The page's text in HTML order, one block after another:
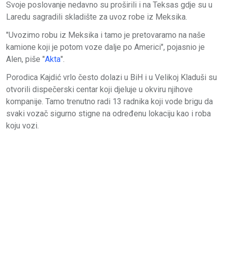
Svoje poslovanje nedavno su proširili i na Teksas gdje su u
Laredu sagradili skladište za uvoz robe iz Meksika.
"Uvozimo robu iz Meksika i tamo je pretovaramo na naše
kamione koji je potom voze dalje po Americi", pojasnio je
Alen, piše "Akta".
Porodica Kajdić vrlo često dolazi u BiH i u Velikoj Kladuši su
otvorili dispečerski centar koji djeluje u okviru njihove
kompanije. Tamo trenutno radi 13 radnika koji vode brigu da
svaki vozač sigurno stigne na određenu lokaciju kao i roba
koju vozi.